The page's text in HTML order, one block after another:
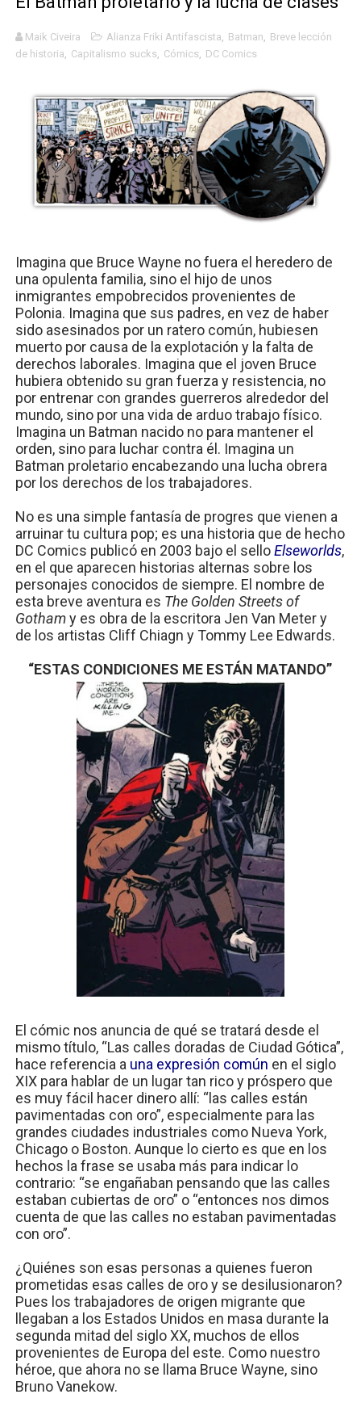
Mario: La epopeya del fontanero - Parte I
Pequeña Filmoteca Antifascista
Que no nos aplaste el Talón de Hierro
Pokémon: La película existencialista
Maik Civeira Alianza Friki Antifascista, Batman, Breve lección
de historia, Capitalismo sucks, Cómics, DC Comics
Imagina que Bruce Wayne no fuera el heredero de
una opulenta familia, sino el hijo de unos
inmigrantes empobrecidos provenientes de
Polonia. Imagina que sus padres, en vez de haber
sido asesinados por un ratero común, hubiesen
muerto por causa de la explotación y la falta de
derechos laborales. Imagina que el joven Bruce
hubiera obtenido su gran fuerza y resistencia, no
por entrenar con grandes guerreros alrededor del
mundo, sino por una vida de arduo trabajo físico.
Imagina un Batman nacido no para mantener el
orden, sino para luchar contra él. Imagina un
Batman proletario encabezando una lucha obrera
por los derechos de los trabajadores.
No es una simple fantasía de progres que vienen a
arruinar tu cultura pop; es una historia que de hecho
DC Comics publicó en 2003 bajo el selloElseworlds,
en el que aparecen historias alternas sobre los
personajes conocidos de siempre. El nombre de
esta breve aventura es The Golden Streets of
Gothamy es obra de la escritora Jen Van Meter y
de los artistas Cliff Chiagn y Tommy Lee Edwards.
“ESTAS CONDICIONES ME ESTÁN MATANDO”
El cómic nos anuncia de qué se tratará desde el
mismo título, “Las calles doradas de Ciudad Gótica”,
hace referencia a una expresión común en el siglo
XIX para hablar de un lugar tan rico y próspero que
es muy fácil hacer dinero allí: “las calles están
pavimentadas con oro”, especialmente para las
grandes ciudades industriales como Nueva York,
Chicago o Boston. Aunque lo cierto es que en los
hechos la frase se usaba más para indicar lo
contrario: “se engañaban pensando que las calles
estaban cubiertas de oro” o “entonces nos dimos
cuenta de que las calles no estaban pavimentadas
con oro”.
¿Quiénes son esas personas a quienes fueron
prometidas esas calles de oro y se desilusionaron?
Pues los trabajadores de origen migrante que
llegaban a los Estados Unidos en masa durante la
segunda mitad del siglo XX, muchos de ellos
provenientes de Europa del este. Como nuestro
héroe, que ahora no se llama Bruce Wayne, sino
Bruno Vanekow.